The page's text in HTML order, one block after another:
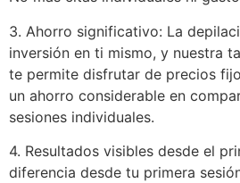
3. Ahorro significativo: La
inversión en ti mismo, y nuestra
te permite disfrutar de precios
un ahorro considerable en
sesiones individuales.
4. Resultados visibles desde el
diferencia desde tu primera